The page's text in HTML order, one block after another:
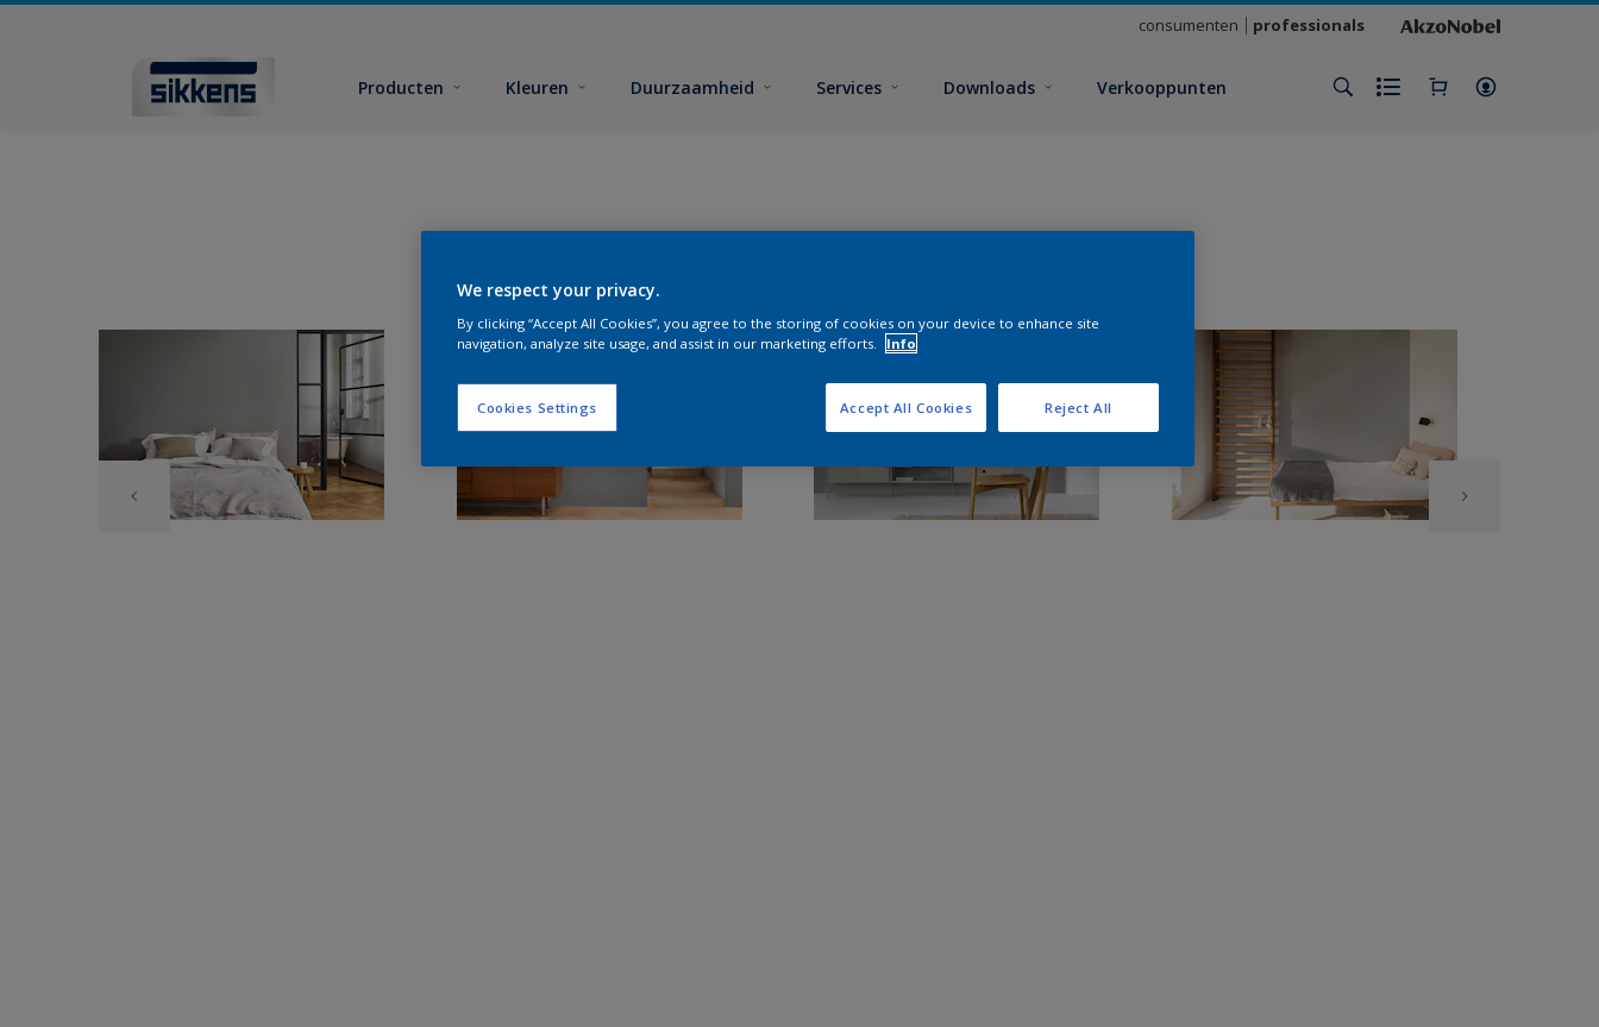
consumenten professionals
Producten Kleuren Duurzaamheid Services Downloads Verkooppunten
We respect your privacy.
By clicking “Accept All Cookies”, you agree to the storing of cookies on your device to enhance site
navigation, analyze site usage, and assist in our marketing efforts.
Info
Cookies Settings Reject All
Accept All Cookies